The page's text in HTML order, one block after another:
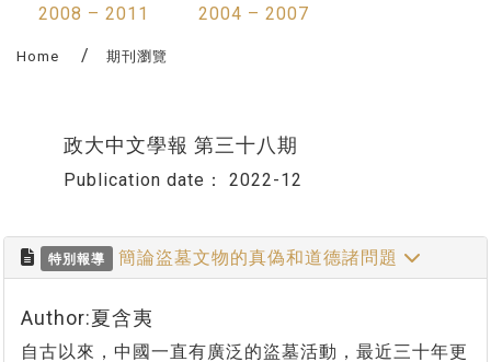
2008 – 2011
2004 – 2007
Home 期刊瀏覽
政大中文學報 第三十八期
Publication date： 2022-12
特別報導 簡論盜墓文物的真偽和道德諸問題
Author:夏含夷
自古以來，中國一直有廣泛的盜墓活動，最近三十年更